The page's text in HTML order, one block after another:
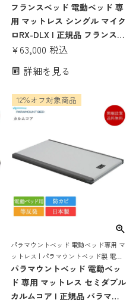
ットレス 電動リクライニング ベッドマ
ットレス ベッドマット ベットマット
フランスベッド 電動ベッド 専
用 マットレス シングル マイク
ロRX-DLX | 正規品 フランスベ
ッド 電動ベッド 専用 電動リク
ッド シングルマットレス シン
かため 硬め 日本製 薄い マッ
トレス のみ
¥63,000 税込
詳細を見る
パラマウントベッド 電動ベッド専用 マ
ットレス | パラマウントベッド製 電動
ベッド マットレス 電動リクライニング
介護ベッド ベッド 病院用ベッド
intime intime1000 インタイム1000
パラマウントベッド 電動ベッ
ド 専用 マットレス セミダブル
カルムコア | 正規品 パラマウ
12％オフ対象商品